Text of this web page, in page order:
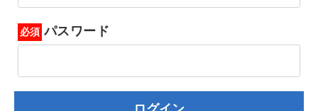
パスワード